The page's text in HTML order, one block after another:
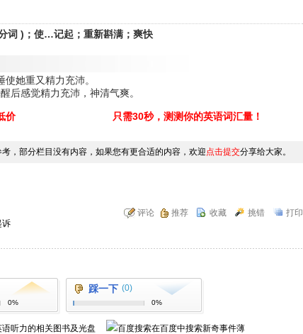
词 )；使…记起；重新斟满；爽快
她重又精力充沛。
后感觉精力充沛，神清气爽。
价 只需30秒，测测你的英语词汇量！
，部分栏目没有内容，如果您有更合适的内容，欢迎 点击提交分享给大家。
诉
评论 推荐 收藏 挑错 打印
0%
踩一下 (0)
0%
听力的相关图书及光盘 在百度中搜索新奇事件薄